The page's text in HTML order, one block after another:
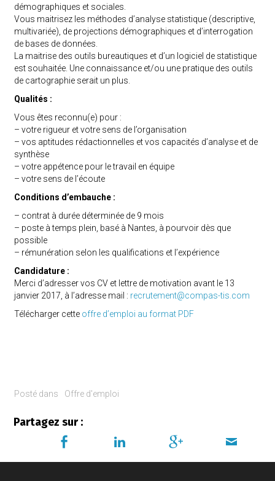
démographiques et sociales.
Vous maitrisez les méthodes d’analyse statistique (descriptive,
multivariée), de projections démographiques et d’interrogation
de bases de données.
La maitrise des outils bureautiques et d’un logiciel de statistique
est souhaitée. Une connaissance et/ou une pratique des outils
de cartographie serait un plus.
Qualités :
Vous êtes reconnu(e) pour :
– votre rigueur et votre sens de l’organisation
– vos aptitudes rédactionnelles et vos capacités d’analyse et de
synthèse
– votre appétence pour le travail en équipe
– votre sens de l’écoute
Conditions d’embauche :
– contrat à durée déterminée de 9 mois
– poste à temps plein, basé à Nantes, à pourvoir dès que
possible
– rémunération selon les qualifications et l’expérience
Candidature :
Merci d’adresser vos CV et lettre de motivation avant le 13
janvier 2017, à l’adresse mail : recrutement@compas-tis.com
Télécharger cette offre d’emploi au format PDF
Posté dans Offre d'emploi
Partagez sur :